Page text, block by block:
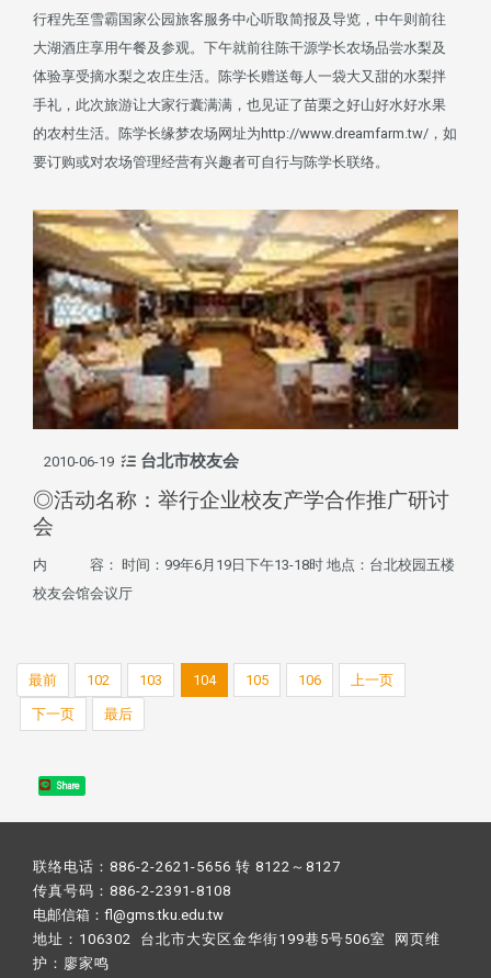
行程先至雪霸国家公园旅客服务中心听取简报及导览，中午则前往
大湖酒庄享用午餐及参观。下午就前往陈干源学长农场品尝水梨及
体验享受摘水梨之农庄生活。陈学长赠送每人一袋大又甜的水梨拌
手礼，此次旅游让大家行囊满满，也见证了苗栗之好山好水好水果
的农村生活。陈学长缘梦农场网址为http://www.dreamfarm.tw/，如
要订购或对农场管理经营有兴趣者可自行与陈学长联络。
2010-06-19 台北市校友会
◎活动名称：举行企业校友产学合作推广研讨
会
内 容： 时间：99年6月19日下午13-18时 地点：台北校园五楼
校友会馆会议厅
最前 102 103 104 105 106 上一页
下一页 最后
Share
联络电话：886-2-2621-5656 转 8122～8127
传真号码：886-2-2391-8108
电邮信箱：fl@gms.tku.edu.tw
地址：106302 台北市大安区金华街199巷5号506室 网页维
护： 廖家鸣​